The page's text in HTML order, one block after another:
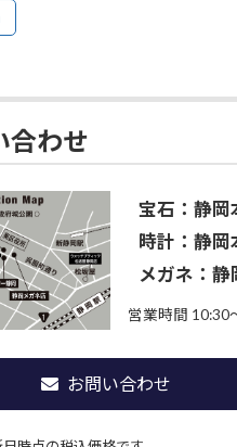
合わせ
宝石：静岡
時計：静
メガネ：
営業時間 10:30
お問い合わせ